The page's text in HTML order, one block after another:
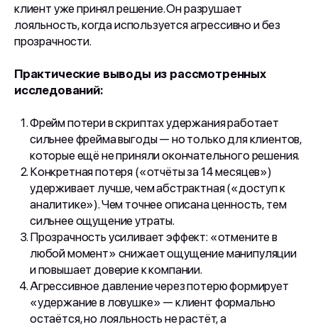
клиент уже принял решение. Он разрушает
лояльность, когда используется агрессивно и без
прозрачности.
Практические выводы из рассмотренных
исследований:
Фрейм потери в скриптах удержания работает
сильнее фрейма выгоды — но только для клиентов,
которые ещё не приняли окончательного решения.
Конкретная потеря («отчёты за 14 месяцев»)
удерживает лучше, чем абстрактная («доступ к
аналитике»). Чем точнее описана ценность, тем
сильнее ощущение утраты.
Прозрачность усиливает эффект: «отмените в
любой момент» снижает ощущение манипуляции
и повышает доверие к компании.
Агрессивное давление через потерю формирует
«удержание в ловушке» — клиент формально
остаётся, но лояльность не растёт, а